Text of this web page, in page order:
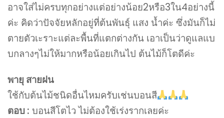
อาจใส่ไม่ครบทุกอย่างแต่อย่างน้อย2หรือ3ใน4อย่างนี้
ค่ะ คิดว่าปัจจัยหลักอยู่ที่ต้นพันธุ์ แสง น้ำค่ะ ซึ่งมันก็ไม่
ตายตัวเะราะแต่ละพื้นที่แตกต่างกัน เอาเป็นว่าดูแลแบ
บกลางๆไม่ให้มากหรือน้อยเกินไป ต้นไม้ก็โตดีค่ะ
พายุ สายฝน
ใช้กับต้นไม้ชนิดอื่นไหมครับเช่นบอนสี
ตอบ : บอนสีโตไว ไม่ต้องใช้เร่งรากเลยค่ะ